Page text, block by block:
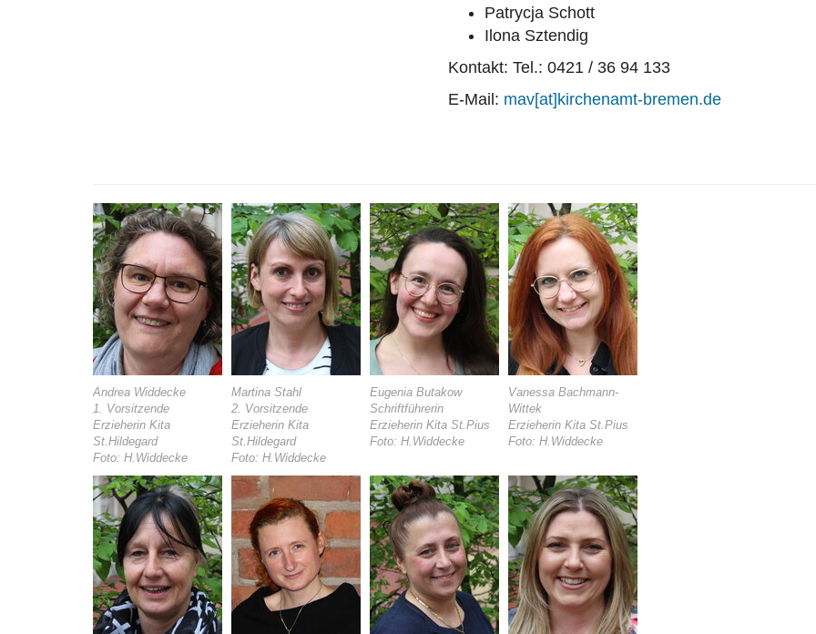
Patrycja Schott
Ilona Sztendig
Kontakt: Tel.: 0421 / 36 94 133
E-Mail: mav[at]kirchenamt-bremen.de
Andrea Widdecke
1. Vorsitzende
Erzieherin Kita
St.Hildegard
Foto: H.Widdecke
Martina Stahl
2. Vorsitzende
Erzieherin Kita
St.Hildegard
Foto: H.Widdecke
Eugenia Butakow
Schriftführerin
Erzieherin Kita St.Pius
Foto: H.Widdecke
Vanessa Bachmann-
Wittek
Erzieherin Kita St.Pius
Foto: H.Widdecke